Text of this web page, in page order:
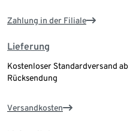
Zahlung in der Filiale
Lieferung
Kostenloser Standardversand
Rücksendung
Versandkosten